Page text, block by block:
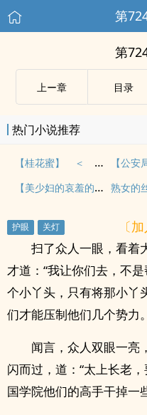
第
第
上ー章 目录
热门小说推荐
【桂花蜜】 ＜ 全集第一部完整版 ＞
【美少妇的哀羞的同人】（19 欣恬部分） 熟女的
〔
扫了众人一眼，看着
才道：“我让你们去，不
个小丫头，只有将那小丫
们才能压制他们几个势力
闻言，众人双眼一亮
闪而过，道：“太上长老
国学院他们的高手干掉一